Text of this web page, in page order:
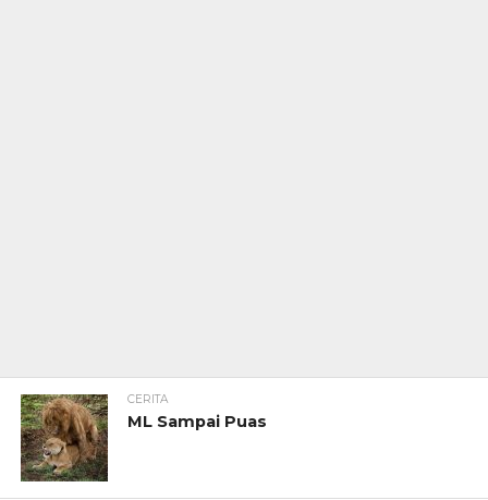
CERITA
ML Sampai Puas